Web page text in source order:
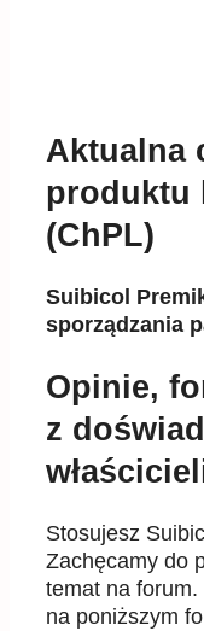
Aktualna
produktu
(ChPL)
Suibicol
sporządzania
Opinie,
z
Stosujesz
Zachęcamy do
temat na
na poniższym